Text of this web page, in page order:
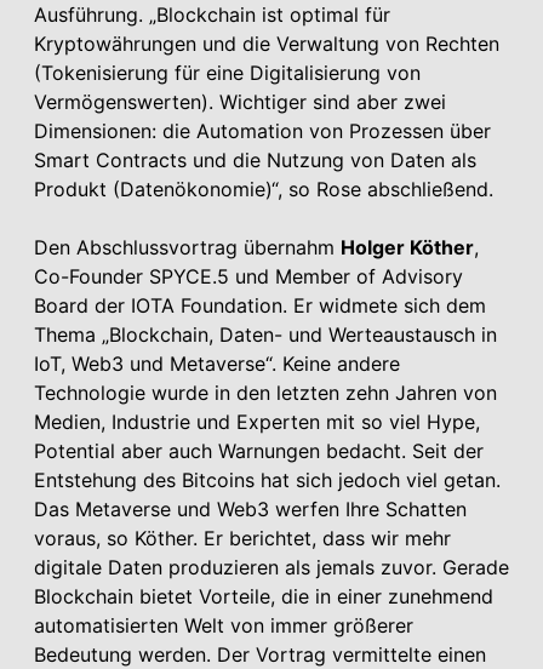
Ausführung. „Blockchain ist optimal für
Kryptowährungen und die Verwaltung von Rechten
(Tokenisierung für eine Digitalisierung von
Vermögenswerten). Wichtiger sind aber zwei
Dimensionen: die Automation von Prozessen über
Smart Contracts und die Nutzung von Daten als
Produkt (Datenökonomie)“, so Rose abschließend.
Den Abschlussvortrag übernahm Holger Köther,
Co-Founder SPYCE.5 und Member of Advisory
Board der IOTA Foundation. Er widmete sich dem
Thema „Blockchain, Daten- und Werteaustausch in
IoT, Web3 und Metaverse“. Keine andere
Technologie wurde in den letzten zehn Jahren von
Medien, Industrie und Experten mit so viel Hype,
Potential aber auch Warnungen bedacht. Seit der
Entstehung des Bitcoins hat sich jedoch viel getan.
Das Metaverse und Web3 werfen Ihre Schatten
voraus, so Köther. Er berichtet, dass wir mehr
digitale Daten produzieren als jemals zuvor. Gerade
Blockchain bietet Vorteile, die in einer zunehmend
automatisierten Welt von immer größerer
Bedeutung werden. Der Vortrag vermittelte einen